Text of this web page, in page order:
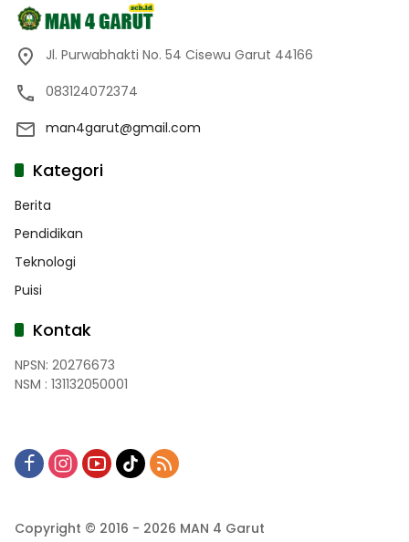
Jl. Purwabhakti No. 54 Cisewu Garut 44166
083124072374
man4garut@gmail.com
Kategori
Berita
Pendidikan
Teknologi
Puisi
Kontak
NPSN: 20276673
NSM : 131132050001
Copyright © 2016 - 2026 MAN 4 Garut